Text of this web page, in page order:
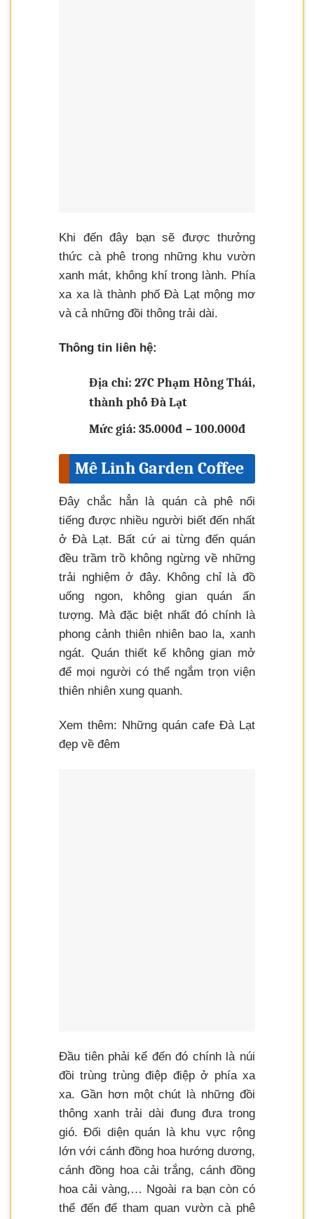
Khi đến đây bạn sẽ được thưởng
thức cà phê trong những khu vườn
xanh mát, không khí trong lành. Phía
xa xa là thành phố Đà Lạt mộng mơ
và cả những đồi thông trải dài.
Thông tin liên hệ:
Địa chỉ: 27C Phạm Hồng Thái,
thành phố Đà Lạt
Mức giá: 35.000đ – 100.000đ
Mê Linh Garden Coffee
Đây chắc hẳn là quán cà phê nổi
tiếng được nhiều người biết đến nhất
ở Đà Lạt. Bất cứ ai từng đến quán
đều trầm trồ không ngừng về những
trải nghiệm ở đây. Không chỉ là đồ
uống ngon, không gian quán ấn
tượng. Mà đặc biệt nhất đó chính là
phong cảnh thiên nhiên bao la, xanh
ngát. Quán thiết kế không gian mở
để mọi người có thể ngắm trọn viện
thiên nhiên xung quanh.
Xem thêm: Những quán cafe Đà Lạt
đẹp về đêm
Đầu tiên phải kể đến đó chính là núi
đồi trùng trùng điệp điệp ở phía xa
xa. Gần hơn một chút là những đồi
thông xanh trải dài đung đưa trong
gió. Đối diện quán là khu vực rộng
lớn với cánh đồng hoa hướng dương,
cánh đồng hoa cải trắng, cánh đồng
hoa cải vàng,… Ngoài ra bạn còn có
thể đến để tham quan vườn cà phê